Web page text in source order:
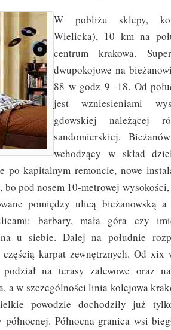
W pobliżu sklepy,
Wielicka), 10 km na
centrum krakowa.
dwupokojowe na
88 w godz 9 -18. Od
jest wzniesieniami
gdowskiej należącej
sandomierskiej.
wchodzący w skład
po kapitalnym remoncie, nowe
pod nosem 10-metrowej
pomiędzy ulicą bieżanowską
barbary, mała góra czy
u siebie. Dalej na południe
karpat zewnętrznych. Od xix
na terasy zalewowe oraz
a w szczególności linia kolejowa
powodzie dochodziły już
Północna granica wsi